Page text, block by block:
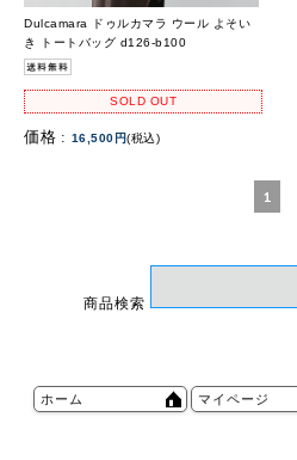
Dulcamara ドゥルカマラ ウール よそい
き トートバッグ d126-b100
SOLD OUT
価格 : 16,500円(税込)
1
商品検索
ホーム マイページ